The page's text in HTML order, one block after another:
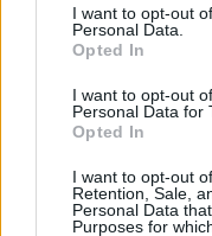
consent section.
I want to opt-out
Personal Data.
Opted In
I want to opt-out
Personal Data for
Opted In
I want to opt-out
Retention, Sale,
Personal Data
Purposes for
μεσημέρι
ανατολικά θα
8 μποφόρ με
Η θερμοκρασία θα
ανατολικά. Θα